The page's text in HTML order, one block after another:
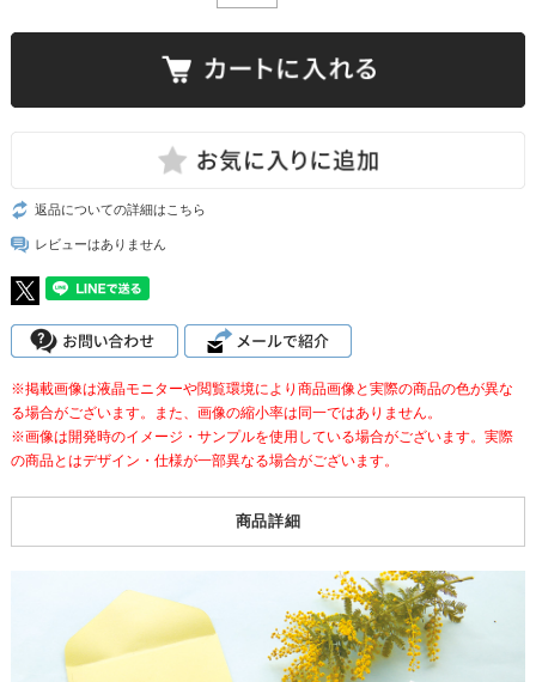
返品についての詳細はこちら
レビューはありません
※掲載画像は液晶モニターや閲覧環境により商品画像と実際の商品の色が異な
る場合がございます。また、画像の縮小率は同一ではありません。
※画像は開発時のイメージ・サンプルを使用している場合がございます。実際
の商品とはデザイン・仕様が一部異なる場合がございます。
商品詳細